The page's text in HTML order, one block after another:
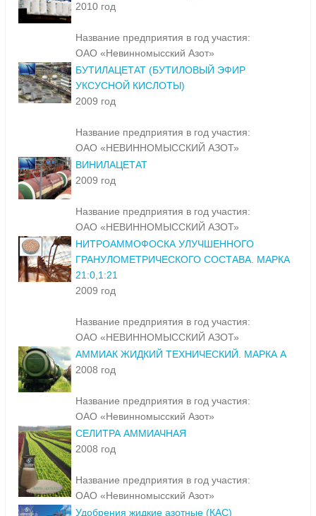
2010 год
Название предприятия в год участия:
ОАО «Невинномысский Азот»
БУТИЛАЦЕТАТ (БУТИЛОВЫЙ ЭФИР
УКСУСНОЙ КИСЛОТЫ)
2009 год
Название предприятия в год участия:
ОАО «НЕВИННОМЫССКИЙ АЗОТ»
ВИНИЛАЦЕТАТ
2009 год
Название предприятия в год участия:
ОАО «НЕВИННОМЫССКИЙ АЗОТ»
НИТРОАММОФОСКА УЛУЧШЕННОГО
ГРАНУЛОМЕТРИЧЕСКОГО СОСТАВА. МАРКА
21:0,1:21
2009 год
Название предприятия в год участия:
ОАО «НЕВИННОМЫССКИЙ АЗОТ»
АММИАК ЖИДКИЙ ТЕХНИЧЕСКИЙ. МАРКА А
2008 год
Название предприятия в год участия:
ОАО «Невинномысский Азот»
СЕЛИТРА АММИАЧНАЯ
2008 год
Название предприятия в год участия:
ОАО «Невинномысский Азот»
Удобрения жидкие азотные (КАС)